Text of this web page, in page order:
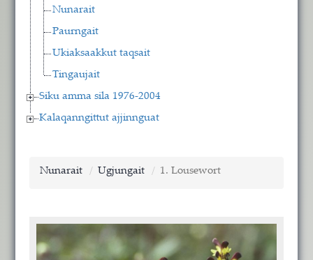
Nunarait
Paurngait
Ukiaksaakkut taqsait
Tingaujait
Siku amma sila 1976-2004
Kalaqanngittut ajjinnguat
Nunarait Ugjungait 1. Lousewort